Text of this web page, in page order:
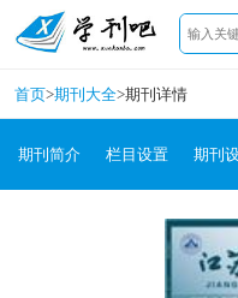
首页>期刊大全>期刊详情
期刊简介 栏目设置 期刊